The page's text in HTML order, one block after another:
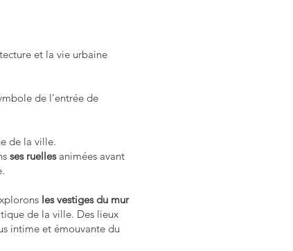
et la vie urbaine
de l’entrée de
de la ville.
ses ruellesanimées avant
les vestiges du mur
de la ville. Des lieux
intime et émouvante du